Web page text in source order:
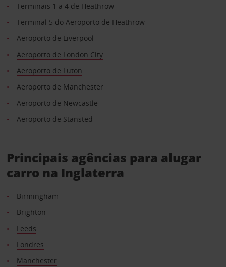
Terminais 1 a 4 de Heathrow
Terminal 5 do Aeroporto de Heathrow
Aeroporto de Liverpool
Aeroporto de London City
Aeroporto de Luton
Aeroporto de Manchester
Aeroporto de Newcastle
Aeroporto de Stansted
Principais agências para alugar
carro na Inglaterra
Birmingham
Brighton
Leeds
Londres
Manchester